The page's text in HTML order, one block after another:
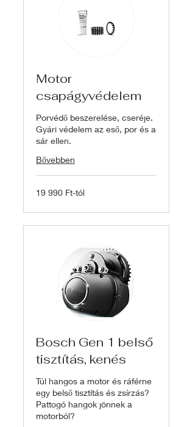
Motor
csapágyvédelem
Porvédő beszerelése, cseréje.
Gyári védelem az eső, por és a
sár ellen.
Bővebben
19
990
19 990 Ft-tól
Bosch Gen 1 belső
tisztítás, kenés
Túl hangos a motor és ráférne
egy belső tisztítás és zsírzás?
Pattogó hangok jönnek a
motorból?